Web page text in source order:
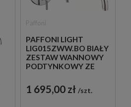
PAFFONI LIGHT
LIG015ZWW.BO BIAŁY
ZESTAW WANNOWY
PODTYNKOWY ZE
PRYSZNICOWĄ
1 695,00 zł szt.